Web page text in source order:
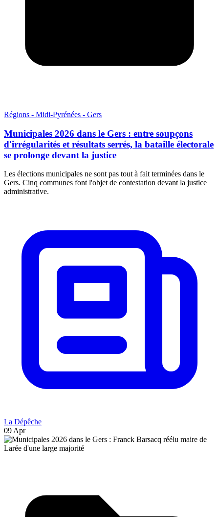
Régions - Midi-Pyrénées - Gers
Municipales 2026 dans le Gers : entre soupçons
d'irrégularités et résultats serrés, la bataille électorale
se prolonge devant la justice
Les élections municipales ne sont pas tout à fait terminées dans le
Gers. Cinq communes font l'objet de contestation devant la justice
administrative.
La Dépêche
09 Apr